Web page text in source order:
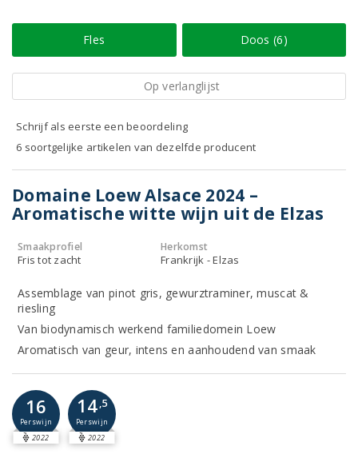
Fles Doos (6)
Op verlanglijst
Schrijf als eerste een beoordeling
6 soortgelijke artikelen van dezelfde producent
Domaine Loew Alsace 2024 –
Aromatische witte wijn uit de Elzas
Smaakprofiel
Fris tot zacht
Herkomst
Frankrijk - Elzas
Assemblage van pinot gris, gewurztraminer, muscat &
riesling
Van biodynamisch werkend familiedomein Loew
Aromatisch van geur, intens en aanhoudend van smaak
16
Perswijn
2022
14,5
Perswijn
2022